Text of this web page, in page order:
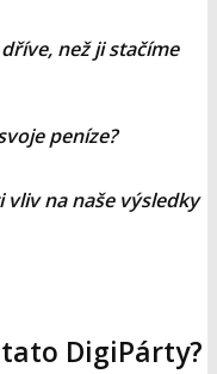
než ji stačíme
peníze?
na naše výsledky
DigiPárty?